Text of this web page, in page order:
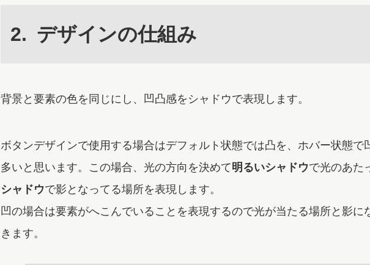
デザインの仕組み
背景と要素の色を同じにし、凹凸感をシャドウで表現します。
ボタンデザインで使用する場合はデフォルト状態では凸を、ホバー状態で
多いと思います。この場合、光の方向を決めて明るいシャドウで光のあた
シャドウで影となってる場所を表現します。
凹の場合は要素がへこんでいることを表現するので光が当たる場所と影に
きます。